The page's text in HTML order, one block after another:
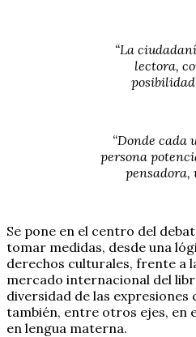
“La
lectora,
“Donde cada
persona
pensadora,
Se pone en el centro del
tomar medidas, desde una
derechos culturales, frente a
mercado internacional del
diversidad de las
también, entre otros ejes, en
en lengua materna.